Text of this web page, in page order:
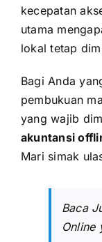
kecepatan
utama
lokal tetap
Bagi Anda
pembukuan
yang wajib
akuntansi
Mari simak
Baca
Online